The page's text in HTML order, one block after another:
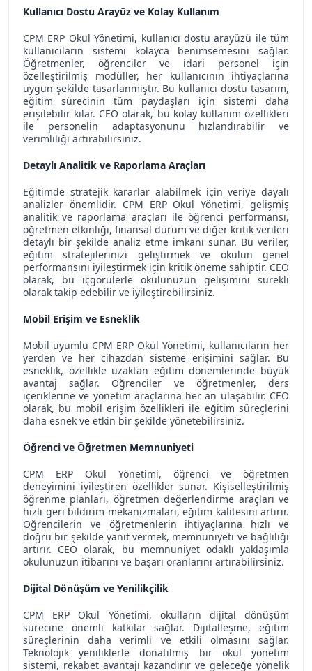
Kullanıcı Dostu Arayüz ve Kolay Kullanım
CPM ERP Okul Yönetimi, kullanıcı dostu arayüzü ile tüm
kullanıcıların sistemi kolayca benimsemesini sağlar.
Öğretmenler, öğrenciler ve idari personel için
özelleştirilmiş modüller, her kullanıcının ihtiyaçlarına
uygun şekilde tasarlanmıştır. Bu kullanıcı dostu tasarım,
eğitim sürecinin tüm paydaşları için sistemi daha
erişilebilir kılar. CEO olarak, bu kolay kullanım özellikleri
ile personelin adaptasyonunu hızlandırabilir ve
verimliliği artırabilirsiniz.
Detaylı Analitik ve Raporlama Araçları
Eğitimde stratejik kararlar alabilmek için veriye dayalı
analizler önemlidir. CPM ERP Okul Yönetimi, gelişmiş
analitik ve raporlama araçları ile öğrenci performansı,
öğretmen etkinliği, finansal durum ve diğer kritik verileri
detaylı bir şekilde analiz etme imkanı sunar. Bu veriler,
eğitim stratejilerinizi geliştirmek ve okulun genel
performansını iyileştirmek için kritik öneme sahiptir. CEO
olarak, bu içgörülerle okulunuzun gelişimini sürekli
olarak takip edebilir ve iyileştirebilirsiniz.
Mobil Erişim ve Esneklik
Mobil uyumlu CPM ERP Okul Yönetimi, kullanıcıların her
yerden ve her cihazdan sisteme erişimini sağlar. Bu
esneklik, özellikle uzaktan eğitim dönemlerinde büyük
avantaj sağlar. Öğrenciler ve öğretmenler, ders
içeriklerine ve yönetim araçlarına her an ulaşabilir. CEO
olarak, bu mobil erişim özellikleri ile eğitim süreçlerini
daha esnek ve etkin bir şekilde yönetebilirsiniz.
Öğrenci ve Öğretmen Memnuniyeti
CPM ERP Okul Yönetimi, öğrenci ve öğretmen
deneyimini iyileştiren özellikler sunar. Kişiselleştirilmiş
öğrenme planları, öğretmen değerlendirme araçları ve
hızlı geri bildirim mekanizmaları, eğitim kalitesini artırır.
Öğrencilerin ve öğretmenlerin ihtiyaçlarına hızlı ve
doğru bir şekilde yanıt vermek, memnuniyeti ve bağlılığı
artırır. CEO olarak, bu memnuniyet odaklı yaklaşımla
okulunuzun itibarını ve başarı oranlarını artırabilirsiniz.
Dijital Dönüşüm ve Yenilikçilik
CPM ERP Okul Yönetimi, okulların dijital dönüşüm
sürecine önemli katkılar sağlar. Dijitalleşme, eğitim
süreçlerinin daha verimli ve etkili olmasını sağlar.
Teknolojik yeniliklerle donatılmış bir okul yönetim
sistemi, rekabet avantajı kazandırır ve geleceğe yönelik